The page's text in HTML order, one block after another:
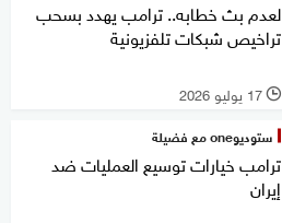
لعدم بث خطابه.. ترامب يهدد بسحب
تراخيص شبكات تلفزيونية
l 17 يوليو 2026
ستوديوone مع فضيلة
ترامب خيارات توسيع العمليات ضد
إيران